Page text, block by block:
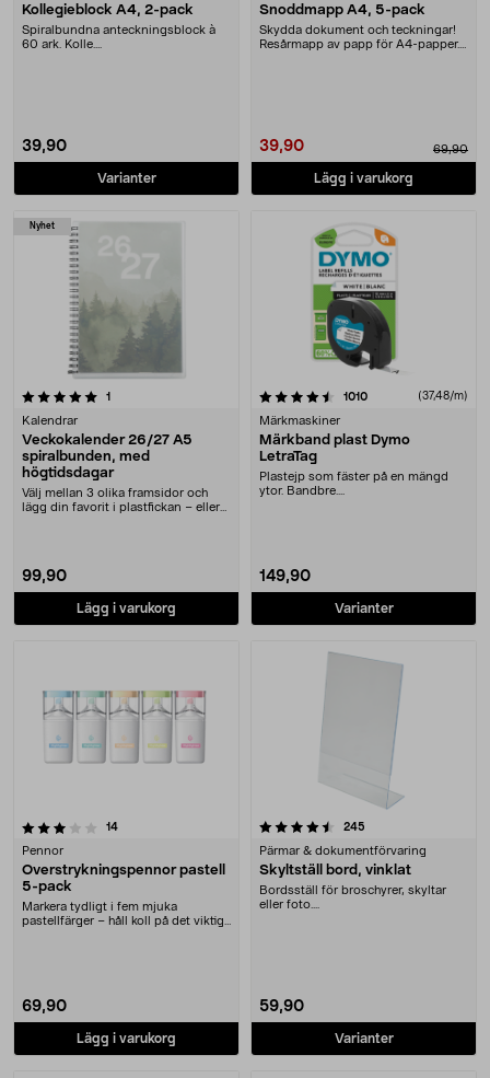
Kollegieblock A4, 2-pack
Spiralbundna anteckningsblock à
60 ark. Kolle....
39,90
Varianter
Snoddmapp A4, 5-pack
Skydda dokument och teckningar!
Resårmapp av papp för A4-papper.
39,90 69,90
Lägg i varukorg
Nyhet
1
Kalendrar
Veckokalender 26/27 A5
spiralbunden, med
högtidsdagar
Välj mellan 3 olika framsidor och
lägg din favorit i plastfickan – eller
99,90
Lägg i varukorg
4.5 av 5 stjärnor 1010recensioner(37,48/m)
Märkmaskiner
Märkband plast Dymo
LetraTag
Plastejp som fäster på en mängd
ytor. Bandbre....
149,90
Varianter
14recensioner
Pennor
Överstrykningspennor pastell
5-pack
Markera tydligt i fem mjuka
pastellfärger – håll koll på det viktiga
69,90
Lägg i varukorg
4.5 av 5 stjärnor 245
Pärmar & dokumentförvaring
Skyltställ bord, vinklat
Bordsställ för broschyrer, skyltar
eller foto....
59,90
Varianter